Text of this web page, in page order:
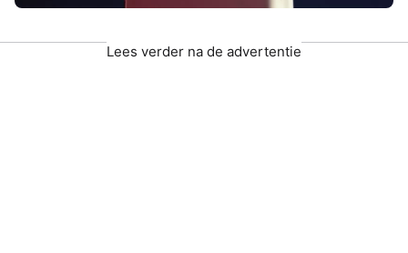
Lees verder na de advertentie